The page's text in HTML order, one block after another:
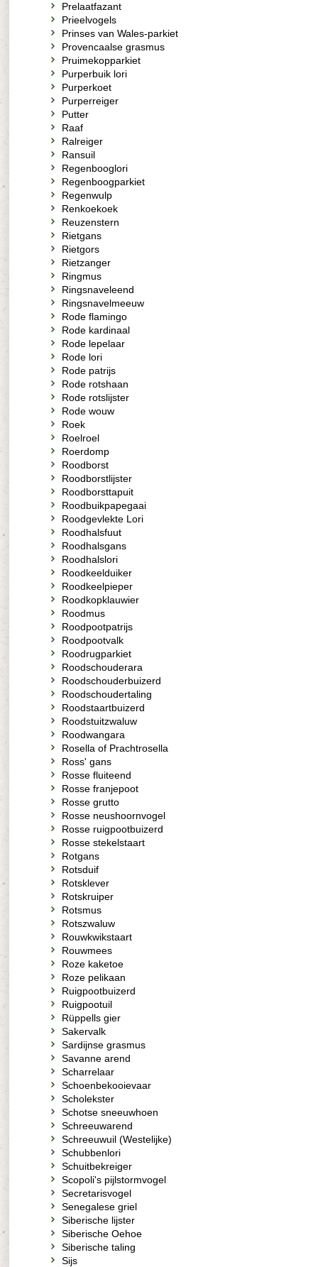
Prelaatfazant
Prieelvogels
Prinses van Wales-parkiet
Provencaalse grasmus
Pruimekopparkiet
Purperbuik lori
Purperkoet
Purperreiger
Putter
Raaf
Ralreiger
Ransuil
Regenbooglori
Regenboogparkiet
Regenwulp
Renkoekoek
Reuzenstern
Rietgans
Rietgors
Rietzanger
Ringmus
Ringsnaveleend
Ringsnavelmeeuw
Rode flamingo
Rode kardinaal
Rode lepelaar
Rode lori
Rode patrijs
Rode rotshaan
Rode rotslijster
Rode wouw
Roek
Roelroel
Roerdomp
Roodborst
Roodborstlijster
Roodborsttapuit
Roodbuikpapegaai
Roodgevlekte Lori
Roodhalsfuut
Roodhalsgans
Roodhalslori
Roodkeelduiker
Roodkeelpieper
Roodkopklauwier
Roodmus
Roodpootpatrijs
Roodpootvalk
Roodrugparkiet
Roodschouderara
Roodschouderbuizerd
Roodschoudertaling
Roodstaartbuizerd
Roodstuitzwaluw
Roodwangara
Rosella of Prachtrosella
Ross' gans
Rosse fluiteend
Rosse franjepoot
Rosse grutto
Rosse neushoornvogel
Rosse ruigpootbuizerd
Rosse stekelstaart
Rotgans
Rotsduif
Rotsklever
Rotskruiper
Rotsmus
Rotszwaluw
Rouwkwikstaart
Rouwmees
Roze kaketoe
Roze pelikaan
Ruigpootbuizerd
Ruigpootuil
Rüppells gier
Sakervalk
Sardijnse grasmus
Savanne arend
Scharrelaar
Schoenbekooievaar
Scholekster
Schotse sneeuwhoen
Schreeuwarend
Schreeuwuil (Westelijke)
Schubbenlori
Schuitbekreiger
Scopoli's pijlstormvogel
Secretarisvogel
Senegalese griel
Siberische lijster
Siberische Oehoe
Siberische taling
Sijs